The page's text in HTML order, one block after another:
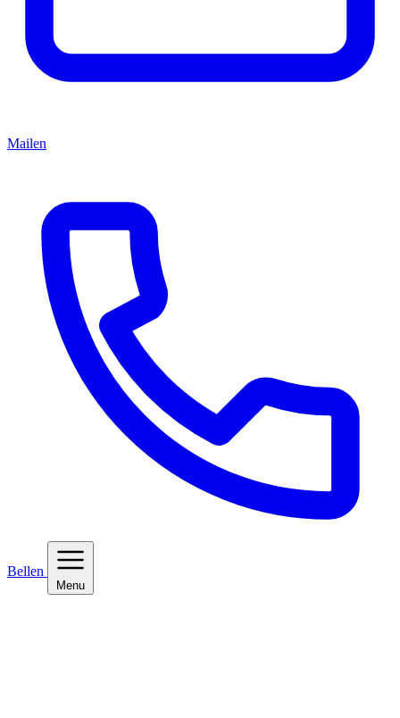
Mailen
Bellen
Menu